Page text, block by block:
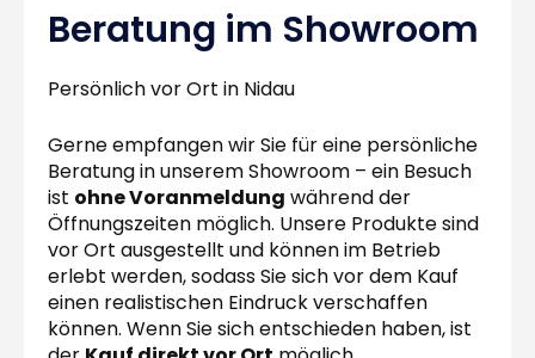
Beratung im Showroom
Persönlich vor Ort in Nidau
Gerne empfangen wir Sie für eine persönliche
Beratung in unserem Showroom – ein Besuch
ist ohne Voranmeldung während der
Öffnungszeiten möglich. Unsere Produkte sind
vor Ort ausgestellt und können im Betrieb
erlebt werden, sodass Sie sich vor dem Kauf
einen realistischen Eindruck verschaffen
können. Wenn Sie sich entschieden haben, ist